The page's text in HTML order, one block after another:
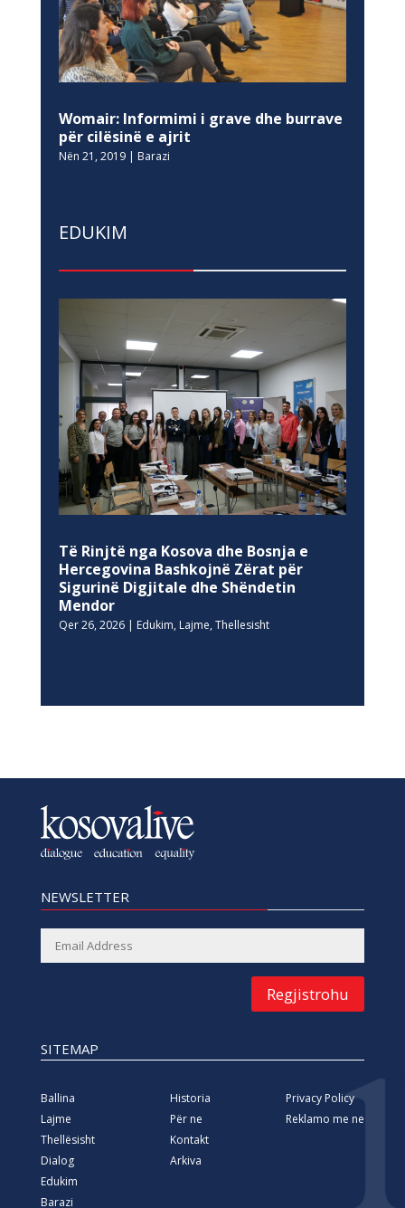
Womair: Informimi i grave dhe burrave
për cilësinë e ajrit
Nën 21, 2019| Barazi
EDUKIM
Të Rinjtë nga Kosova dhe Bosnja e
Hercegovina Bashkojnë Zërat për
Sigurinë Digjitale dhe Shëndetin
Mendor
Qer 26, 2026| Edukim, Lajme, Thellesisht
NEWSLETTER
Regjistrohu
SITEMAP
Ballina
Lajme
Thellësisht
Dialog
Edukim
Barazi
Historia
Për ne
Kontakt
Arkiva
Privacy Policy
Reklamo me ne